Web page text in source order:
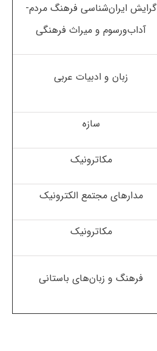
گرایش ایران‌شناسی فرهنگ مردم-
آداب‌ورسوم و میراث فرهنگی
زبان و ادبیات عربی
سازه
مکاترونیک
مدارهای مجتمع الکترونیک
مکاترونیک
فرهنگ و زبان‌های باستانی